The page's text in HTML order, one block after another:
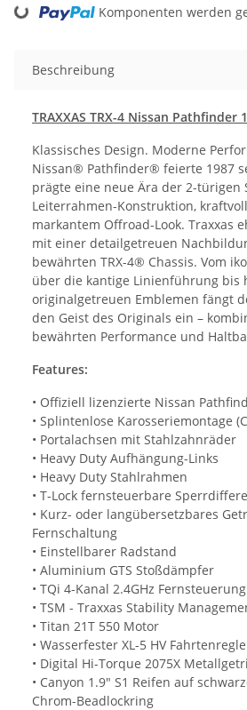
Komponenten werden
Beschreibung
TRAXXAS TRX-4 Nissan Pathfinder
Klassisches Design. Moderne
Nissan® Pathfinder® feierte 1987
prägte eine neue Ära der 2-türigen
Leiterrahmen-Konstruktion,
markantem Offroad-Look. Traxxas
mit einer detailgetreuen
bewährten TRX-4® Chassis. Vom
über die kantige Linienführung bis
originalgetreuen Emblemen fängt
den Geist des Originals ein –
bewährten Performance und
Features:
• Offiziell lizenzierte Nissan
• Splintenlose Karosseriemontage
• Portalachsen mit Stahlzahnräder
• Heavy Duty Aufhängung-Links
• Heavy Duty Stahlrahmen
• T-Lock fernsteuerbare
• Kurz- oder langübersetzbares
Fernschaltung
• Einstellbarer Radstand
• Aluminium GTS Stoßdämpfer
• TQi 4-Kanal 2.4GHz Fernsteuerung
• TSM - Traxxas Stability
• Titan 21T 550 Motor
• Wasserfester XL-5 HV
• Digital Hi-Torque 2075X
• Canyon 1.9" S1 Reifen auf
Chrom-Beadlockring